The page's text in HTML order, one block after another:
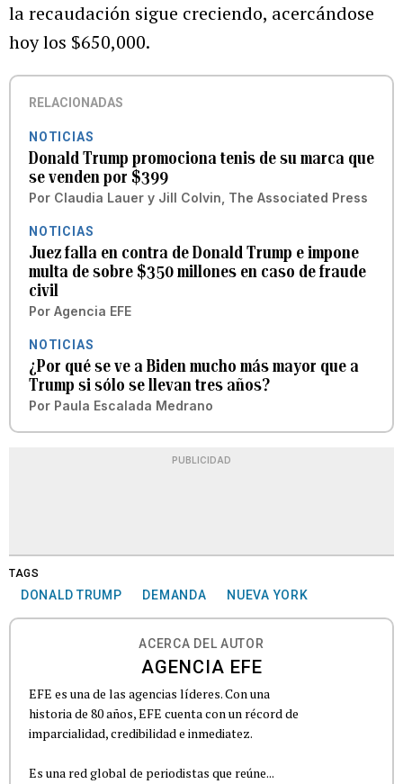
la recaudación sigue creciendo, acercándose
hoy los $650,000.
RELACIONADAS
NOTICIAS
Donald Trump promociona tenis de su marca que
se venden por $399
Por Claudia Lauer y Jill Colvin, The Associated Press
NOTICIAS
Juez falla en contra de Donald Trump e impone
multa de sobre $350 millones en caso de fraude
civil
Por Agencia EFE
NOTICIAS
¿Por qué se ve a Biden mucho más mayor que a
Trump si sólo se llevan tres años?
Por Paula Escalada Medrano
PUBLICIDAD
TAGS
DONALD TRUMP DEMANDA NUEVA YORK
ACERCA DEL AUTOR
AGENCIA EFE
EFE es una de las agencias líderes. Con una
historia de 80 años, EFE cuenta con un récord de
imparcialidad, credibilidad e inmediatez.
Es una red global de periodistas que reúne...